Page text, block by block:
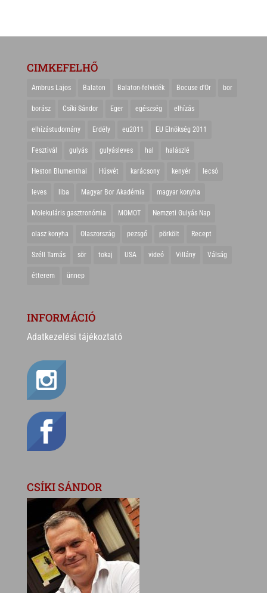
CIMKEFELHŐ
Ambrus Lajos Balaton Balaton-felvidék Bocuse d'Or bor
borász Csíki Sándor Eger egészség elhízás
elhízástudomány Erdély eu2011 EU Elnökség 2011
Fesztivál gulyás gulyásleves hal halászlé
Heston Blumenthal Húsvét karácsony kenyér lecsó
leves liba Magyar Bor Akadémia magyar konyha
Molekuláris gasztronómia MOMOT Nemzeti Gulyás Nap
olasz konyha Olaszország pezsgő pörkölt Recept
Széll Tamás sör tokaj USA videó Villány Válság
étterem ünnep
INFORMÁCIÓ
Adatkezelési tájékoztató
CSÍKI SÁNDOR